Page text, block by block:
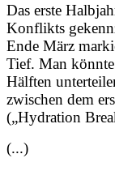
Das erste
Konflikts
Ende März
Tief. Man
Hälften
zwischen dem
(„Hydration
(...)